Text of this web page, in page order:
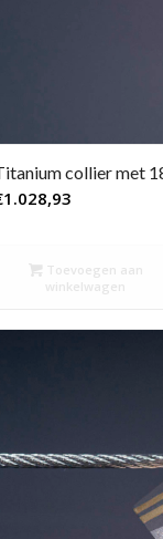
collier met
1.028,93
Toevoegen aan
winkelwagen